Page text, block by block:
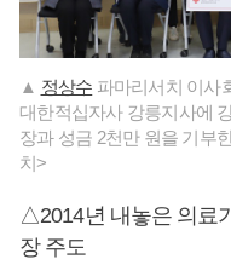
▲ 정상수 파마리서치 이사
대한적십자사 강릉지사에
장과 성금 2천만 원을 기부
치>
△2014년 내놓은 의료
장 주도